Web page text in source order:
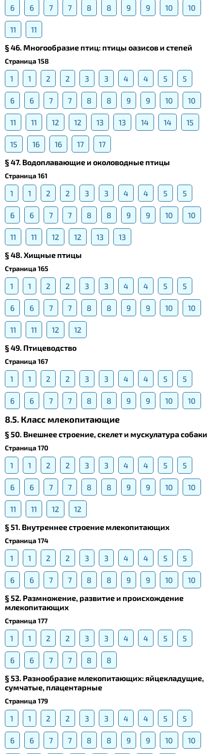
6 6 7 7 8 8 9 9 10 10
11
11
§ 46. Многообразие птиц: птицы оазисов и степей
Страница 158
1 1 2 2 3 3 4 4 5 5
6 6 7 7 8 8 9 9 10 10
11 11 12 12 13 13 14 14 15
15 16 16 17
17
§ 47. Водоплавающие и околоводные птицы
Страница 161
1 1 2 2 3 3 4 4 5 5
6 6 7 7 8 8 9 9 10 10
11 11 12 12 13
13
§ 48. Хищные птицы
Страница 165
1 1 2 2 3 3 4 4 5 5
6 6 7 7 8 8 9 9 10 10
11 11 12
12
§ 49. Птицеводство
Страница 167
1 1 2 2 3 3 4 4 5 5
6 6 7 7 8 8 9 9 10 10
8.5. Класс млекопитающие
§ 50. Внешнее строение, скелет и мускулатура собаки
Страница 170
1 1 2 2 3 3 4 4 5 5
6 6 7 7 8 8 9 9 10 10
11 11 12
12
§ 51. Внутреннее строение млекопитающих
Страница 174
1 1 2 2 3 3 4 4 5 5
6 6 7 7 8 8 9 9 10
10
§ 52. Размножение, развитие и происхождение
млекопитающих
Страница 177
1 1 2 2 3 3 4 4 5 5
6 6 7 7 8
8
§ 53. Разнообразие млекопитающих: яйцекладущие,
сумчатые, плацентарные
Страница 179
1 1 2 2 3 3 4 4 5 5
6 6 7 7 8 8 9 9 10 10